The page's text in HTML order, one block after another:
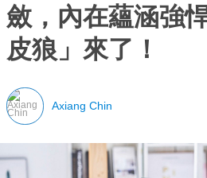
斂，內在蘊涵強
皮狼」來了！
Axiang Chin